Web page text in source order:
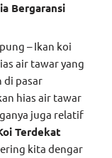
Bergaransi
– Ikan koi
air tawar yang
di pasar
hias air tawar
juga relatif
Terdekat
kita dengar